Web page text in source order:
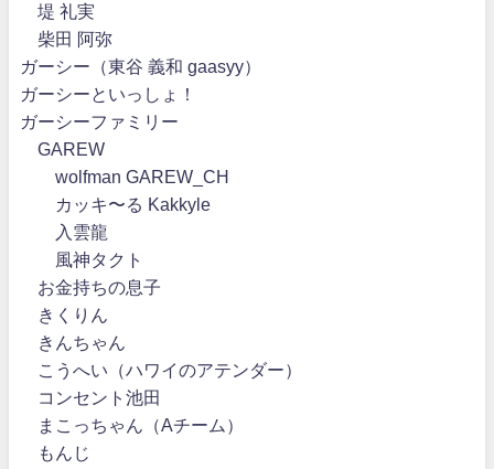
堤 礼実
柴田 阿弥
ガーシー（東谷 義和 gaasyy）
ガーシーといっしょ！
ガーシーファミリー
GAREW
wolfman GAREW_CH
カッキ〜る Kakkyle
入雲龍
風神タクト
お金持ちの息子
きくりん
きんちゃん
こうへい（ハワイのアテンダー）
コンセント池田
まこっちゃん（Aチーム）
もんじ